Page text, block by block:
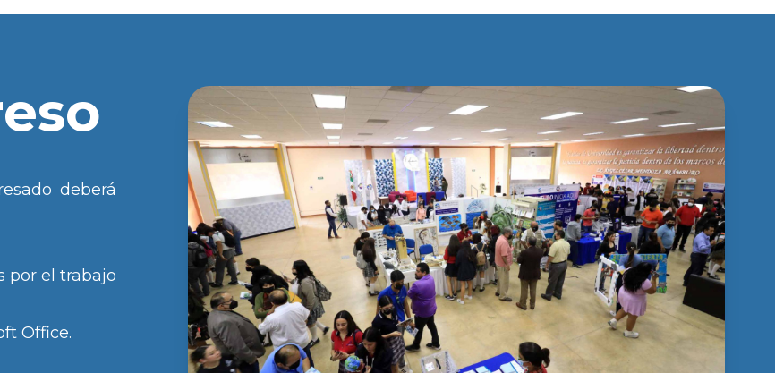
deberá
por el trabajo
Office.